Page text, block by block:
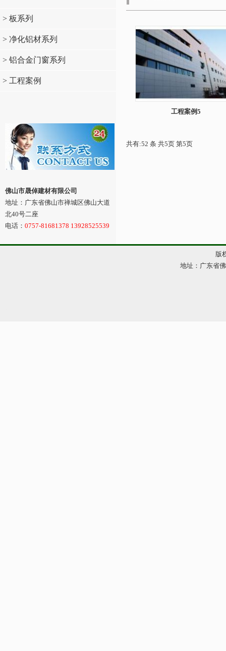
> 板系列
> 净化铝材系列
> 铝合金门窗系列
> 工程案例
佛山市晟倬建材有限公司
地址：广东省佛山市禅城区佛山大道
北40号二座
电话： 0757-81681378 13928525539
工程案例5
共有:52 条 共5页 第5页
版
地址：广东省